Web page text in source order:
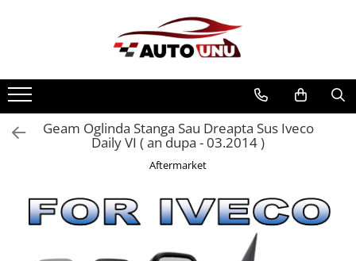
Geam Oglinda Stanga Sau Dreapta Sus Iveco
Daily VI ( an dupa - 03.2014 )
Aftermarket